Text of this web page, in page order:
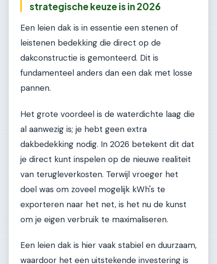
strategische keuze is in 2026
Een leien dak is in essentie een stenen of
leistenen bedekking die direct op de
dakconstructie is gemonteerd. Dit is
fundamenteel anders dan een dak met losse
pannen.
Het grote voordeel is de waterdichte laag die
al aanwezig is; je hebt geen extra
dakbedekking nodig. In 2026 betekent dit dat
je direct kunt inspelen op de nieuwe realiteit
van terugleverkosten. Terwijl vroeger het
doel was om zoveel mogelijk kWh's te
exporteren naar het net, is het nu de kunst
om je eigen verbruik te maximaliseren.
Een leien dak is hier vaak stabiel en duurzaam,
waardoor het een uitstekende investering is